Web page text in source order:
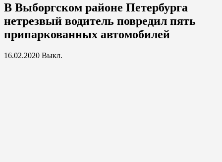
В Выборгском районе Петербурга
нетрезвый водитель повредил пять
припаркованных автомобилей
16.02.2020 Выкл.